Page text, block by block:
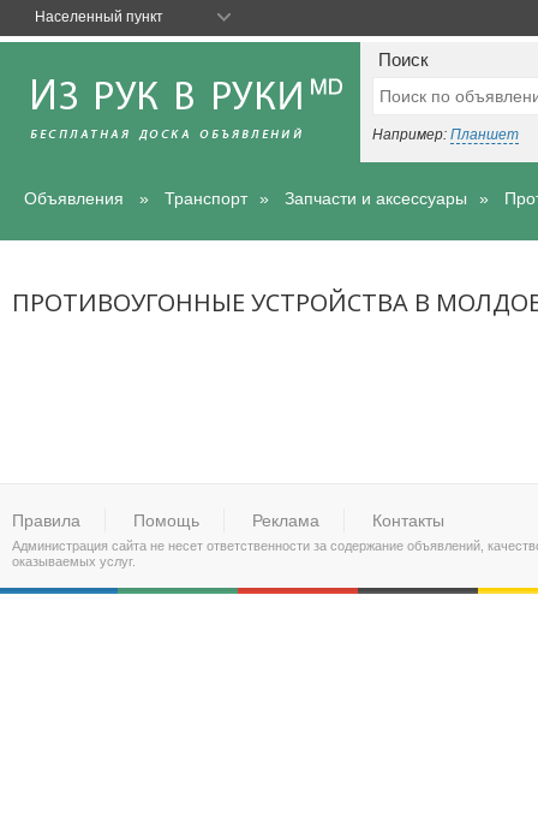
Поиск
Например: Планшет
Объявления Транспорт Запчасти и аксессуары
ПРОТИВОУГОННЫЕ УСТРОЙСТВА В
Правила Помощь Реклама Контакты
Администрация сайта не несет ответственности за содержание объявлений,
оказываемых услуг.
Населенный пункт